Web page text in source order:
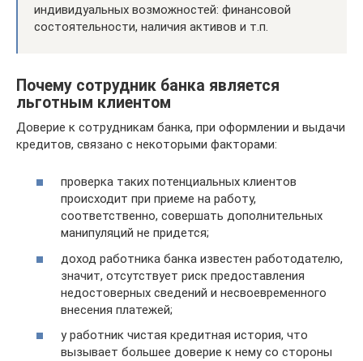
индивидуальных возможностей: финансовой
состоятельности, наличия активов и т.п.
Почему сотрудник банка является
льготным клиентом
Доверие к сотрудникам банка, при оформлении и выдачи
кредитов, связано с некоторыми факторами:
проверка таких потенциальных клиентов
происходит при приеме на работу,
соответственно, совершать дополнительных
манипуляций не придется;
доход работника банка известен работодателю,
значит, отсутствует риск предоставления
недостоверных сведений и несвоевременного
внесения платежей;
у работник чистая кредитная история, что
вызывает большее доверие к нему со стороны